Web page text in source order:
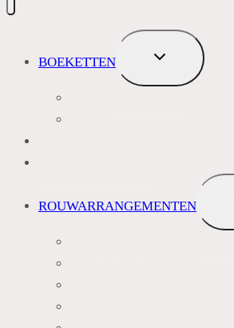
BOEKETTEN
TOGGLE
SUBMENU
ROUWARRANGEMENTEN